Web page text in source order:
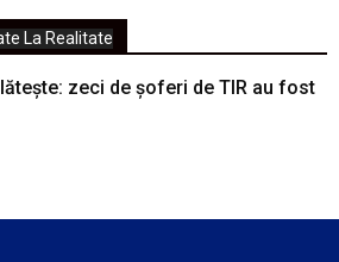
La Realitate
zeci de șoferi de TIR au fost